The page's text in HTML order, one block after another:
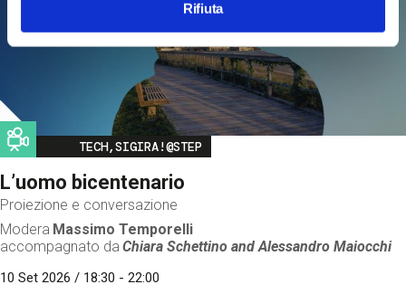
Rifiuta
Image
TECH,SIGIRA!@STEP
L’uomo bicentenario
Proiezione e conversazione
Modera Massimo Temporelli
accompagnato da Chiara Schettino andAlessandro Maiocchi
10 Set 2026 / 18:30 - 22:00